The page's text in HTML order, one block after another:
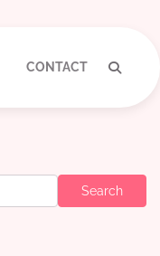
CONTACT
Search